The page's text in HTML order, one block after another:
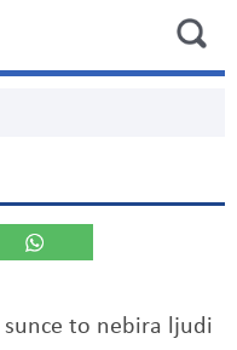
sunce to nebira ljudi